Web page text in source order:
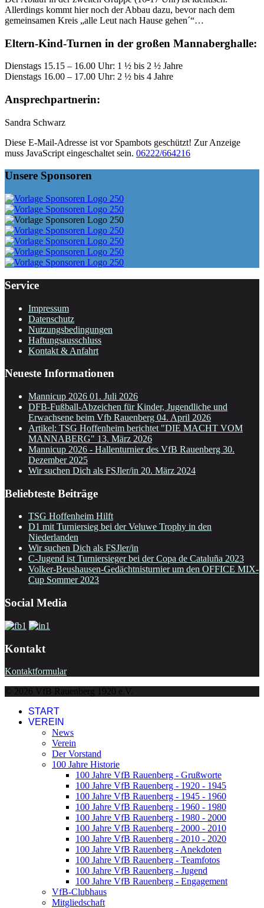
Allerdings kommt hier noch der Abbau dazu, bevor nach dem
gemeinsamen Kreis „alle Leut nach Hause gehen´“…
Eltern-Kind-Turnen in der großen Mannaberghalle:
Dienstags 15.15 – 16.00 Uhr: 1 ½ bis 2 ½ Jahre
Dienstags 16.00 – 17.00 Uhr: 2 ½ bis 4 Jahre
Ansprechpartnerin:
Sandra Schwarz
Diese E-Mail-Adresse ist vor Spambots geschützt! Zur Anzeige
muss JavaScript eingeschaltet sein. 06222/664216
Unsere Sponsoren
Service
Impressum
Datenschutz
Nutzungsbedingungen
Haftungsausschluss
Kontakt & Anfahrt
Neueste Informationen
Mannicup 2026 01. Juli 2026
DFB-Fußball-Abzeichen für Kinder, Jugendliche und
Erwachsene beim Vfb Rauenberg 04. April 2026
Artikel: TSG Hoffenheim berichtet "DIE MACHT VOM
MANNABERG" 13. März 2026
Mannicup 2026 - Hallenturnier des VfB Rauenberg 30.
Dezember 2025
Wir suchen Dich als FSJler/in 20. März 2024
Beliebteste Beiträge
TSG Hoffenheim Hilft
D1 mit Turniersieg bei der Veluwe Trophy in den
Niederlanden
Wir suchen Dich als FSJler/in
C-Jugend ist Turniersieger bei der Copa de Cataluña 2023
Volker-Beushausen-Gedächtnisturnier um den OFFICE MIX-
Cup Sommer 2023
Social Media
Kontakt
Kontaktformular
© 2026 VfB Rauenberg 1920 e.V.
START
VEREIN
News
Verein
Der Vorstand
100 Jahre Historie
100 Jahre VfB Rauenberg - Grußworte
100 Jahre VfB Rauenberg - 1920 - 1945
100 Jahre VfB Rauenberg - 1945 - 1960
100 Jahre VfB Rauenberg - 1960 - 1980
100 Jahre VfB Rauenberg - 1980 - 2000
100 Jahre VfB Rauenberg - 2000 - 2010
100 Jahre VfB Rauenberg - 2010 - 2020
100 Jahre VfB Rauenberg - Anekdoten
100 Jahre VfB Rauenberg - Teamfotos
100 Jahre VfB Rauenberg - Jugend
100 Jahre VfB Rauenberg - Engagement
VfB-Clubhaus
Mitgliedschaft